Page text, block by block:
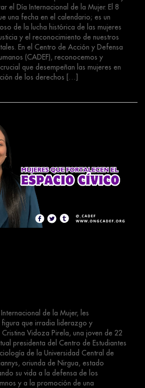
el Día Internacional de la Mujer. El 8
una fecha en el calendario; es un
de la lucha histórica de las mujeres
y el reconocimiento de nuestros
En el Centro de Acción y Defensa
(CADEF), reconocemos y
que desempeñan las mujeres en
de los derechos […]
de la Mujer, les
que irradia liderazgo y
Cristina Vidoza Pirela, una joven de 22
presidenta del Centro de Estudiantes
de la Universidad Central de
oriunda de Nirgua, estado
su vida a la defensa de los
y a la promoción de una